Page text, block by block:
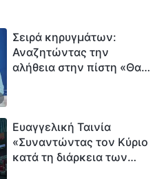
Σειρά κηρυγμάτων:
Αναζητώντας την
αλήθεια στην πίστη «Θα
Ευαγγελική Ταινία
«Συναντώντας τον Κύριο
κατά τη διάρκεια των